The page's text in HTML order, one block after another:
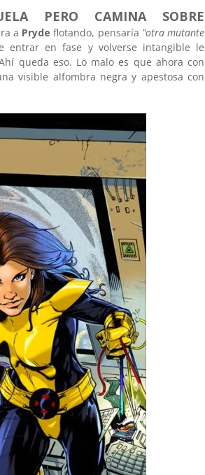
PERO CAMINA SOBRE
a Pryde flotando, pensaría "otra mutante
entrar en fase y volverse intangible le
queda eso. Lo malo es que ahora con
visible alfombra negra y apestosa con